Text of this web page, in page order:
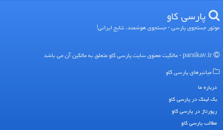
پارسی كاو
موتور جستجوی پارسی - جستجوی هوشمند، نتایج ایرانی!
میانبرهای پارسی كاو
درباره ما
بک لینک در پارسی كاو
رپورتاژ در پارسی كاو
مطالب پارسی كاو